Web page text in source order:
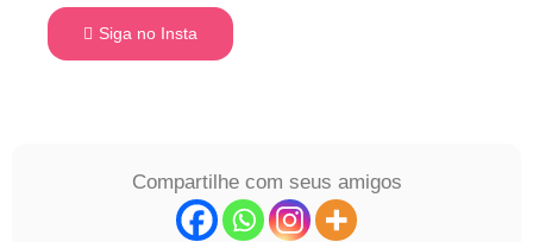
Siga no Insta
Compartilhe com seus amigos